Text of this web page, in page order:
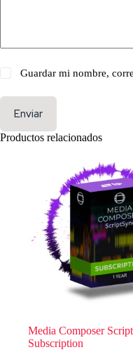
Guardar mi nombre,
Enviar
Productos relacionados
Media Composer
Subscription